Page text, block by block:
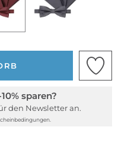
sparen?
den Newsletter an.